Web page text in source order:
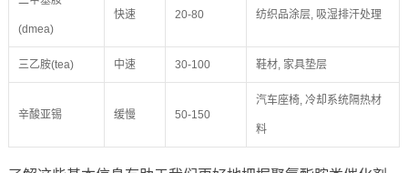
(dmea)
快速 20-80 纺织品涂层, 吸湿排汗处理
三乙胺(tea) 中速 30-100 鞋材, 家具垫层
辛酸亚锡 缓慢 50-150
汽车座椅, 冷却系统隔热材
料